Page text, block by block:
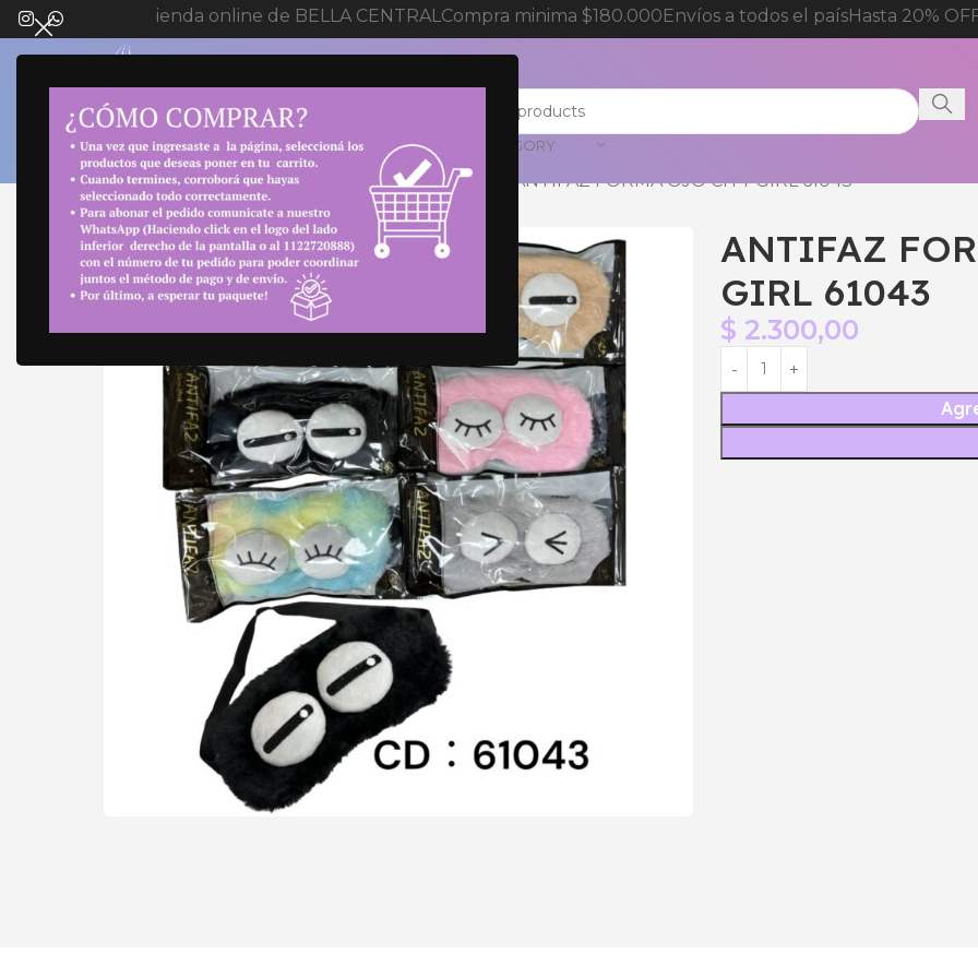
Bienvenida a tienda online de BELLA CENTRALCompra minima $180.000Envíos a todos el paísHasta 20%
SELECT CATEGORY
Inicio Cuidado personal Elementos de Cuidado ANTIFAZ FORMA OJO CITY GIRL 61043
ANTIFAZ
GIRL 61043
$ 2.300,00